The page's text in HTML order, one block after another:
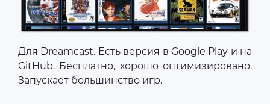
Для Dreamcast. Есть версия в Google Play и на
GitHub. Бесплатно, хорошо оптимизировано.
Запускает большинство игр.